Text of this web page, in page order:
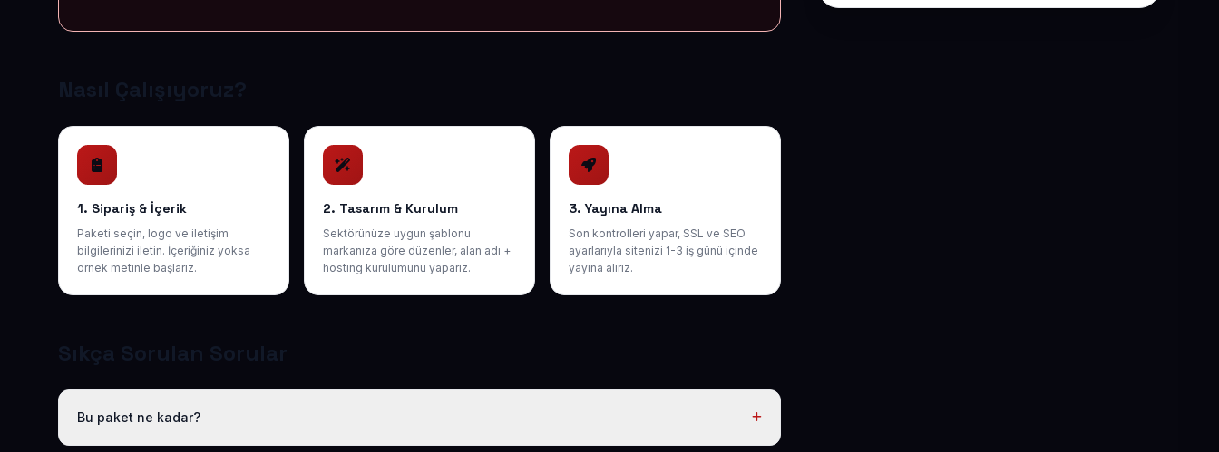
Nasıl Çalışıyoruz?
1. Sipariş & İçerik
Paketi seçin, logo ve iletişim
bilgilerinizi iletin. İçeriğiniz yoksa
örnek metinle başlarız.
2. Tasarım & Kurulum
Sektörünüze uygun şablonu
markanıza göre düzenler, alan adı +
hosting kurulumunu yaparız.
3. Yayına Alma
Son kontrolleri yapar, SSL ve SEO
ayarlarıyla sitenizi 1-3 iş günü içinde
yayına alırız.
Sıkça Sorulan Sorular
Bu paket ne kadar?